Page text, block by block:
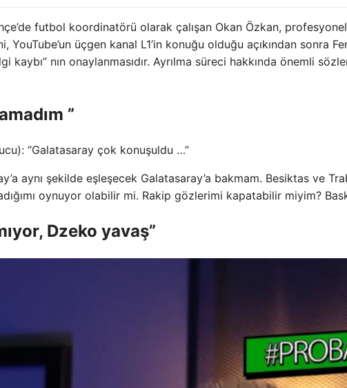
futbol koordinatörü olarak çalışan Okan Özkan,
YouTube’un üçgen kanal L1’in konuğu olduğu açıkından sonra
kaybı” nın onaylanmasıdır. Ayrılma süreci hakkında önemli
”
“Galatasaray çok konuşuldu …”
aynı şekilde eşleşecek Galatasaray’a bakmam. Besiktas ve
oynuyor olabilir mi. Rakip gözlerimi kapatabilir miyim?
Dzeko yavaş”